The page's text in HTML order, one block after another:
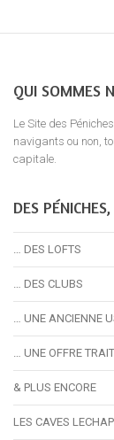
QUI SOMMES
Le Site des
navigants ou non,
capitale.
DES
… DES LOFTS
… DES CLUBS
… UNE ANCIENNE
… UNE OFFRE
& PLUS ENCORE
LES CAVES